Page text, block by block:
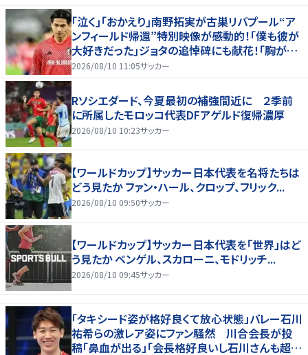
｢泣く｣｢おかえり｣南野拓実が古巣リバプール“ア
ンフィールド帰還”特別映像が感動的！｢僕も彼が
大好きだった｣ジョタの追悼碑にも献花！｢胸が熱
くなります…｣
2026/08/10 11:05サッカー
Rソシエダード、今夏最初の補強間近に ２季前
に所属したモロッコ代表DFアゲルド復帰濃厚
2026/08/10 10:23サッカー
【ワールドカップ】サッカー日本代表を名将たちは
どう見たか ファン・ハール、クロップ、フリック...
2026/08/10 09:50サッカー
【ワールドカップ】サッカー日本代表を「世界」はど
う見たか ベンゲル、スカローニ、モドリッチ...
2026/08/10 09:45サッカー
「タキシード姿が格好良くて放心状態」バレー石川
祐希らの激レア姿にファン騒然 川合会長が投
稿「鼻血が出る」「会長格好良いし石川さんも超格